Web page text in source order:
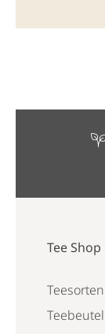
Tee Shop
Teesorten
Teebeutel